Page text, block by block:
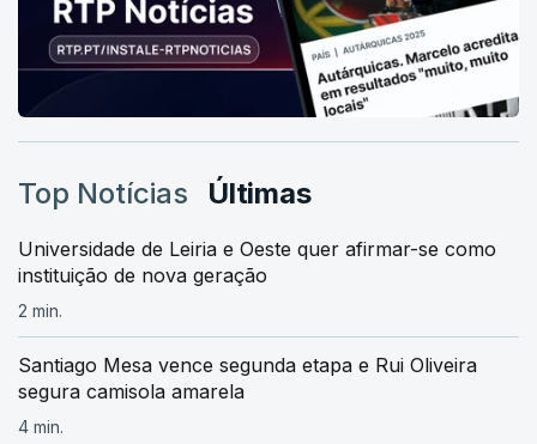
Top Notícias Últimas
Universidade de Leiria e Oeste quer afirmar-se como
instituição de nova geração
2 min.
Santiago Mesa vence segunda etapa e Rui Oliveira
segura camisola amarela
4 min.